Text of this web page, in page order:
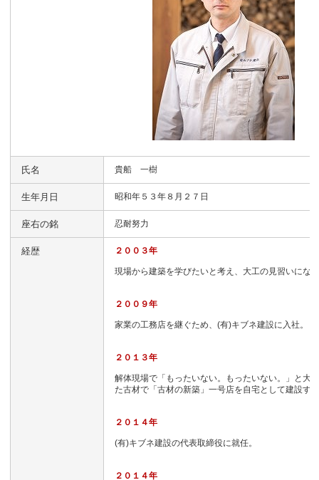
氏名 貴船 一樹
生年月日 昭和年５３年８月２７日
座右の銘 忍耐努力
経歴 ２００３年
現場から建築を学びたいと考え、大工の見習いにな
２００９年
家業の工務店を継ぐため、(有)キブネ建設に入社。
２０１３年
解体現場で「もったいない。もったいない。」と大
た古材で「古材の新築」一号店を自宅として建設す
２０１４年
(有)キブネ建設の代表取締役に就任。
２０１４年